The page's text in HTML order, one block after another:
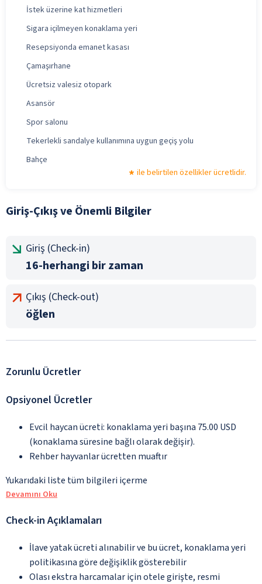
İstek üzerine kat hizmetleri
Sigara içilmeyen konaklama yeri
Resepsiyonda emanet kasası
Çamaşırhane
Ücretsiz valesiz otopark
Asansör
Spor salonu
Tekerlekli sandalye kullanımına uygun geçiş yolu
Bahçe
ile belirtilen özellikler ücretlidir.
Giriş-Çıkış ve Önemli Bilgiler
Giriş (Check-in)
16-herhangi bir zaman
Çıkış (Check-out)
öğlen
Zorunlu Ücretler
Opsiyonel Ücretler
Evcil haycan ücreti: konaklama yeri başına 75.00 USD
(konaklama süresine bağlı olarak değişir).
Rehber hayvanlar ücretten muaftır
Yukarıdaki liste tüm bilgileri içerme
Devamını Oku
Check-in Açıklamaları
İlave yatak ücreti alınabilir ve bu ücret, konaklama yeri
politikasına göre değişiklik gösterebilir
Olası ekstra harcamalar için otele girişte, resmi